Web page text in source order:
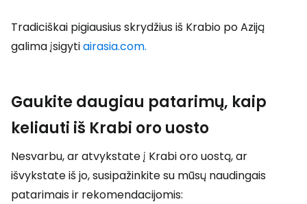
Tradiciškai pigiausius skrydžius iš Krabio po Aziją
galima įsigytiairasia.com.
Gaukite daugiau patarimų, kaip
keliauti iš Krabi oro uosto
Nesvarbu, ar atvykstate į Krabi oro uostą, ar
išvykstate iš jo, susipažinkite su mūsų naudingais
patarimais ir rekomendacijomis: